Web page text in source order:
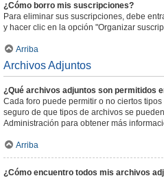
¿Cómo borro mis suscripciones?
Para eliminar sus suscripciones, debe
y hacer clic en la opción "Organizar
Arriba
Archivos Adjuntos
¿Qué archivos adjuntos son permitidos
Cada foro puede permitir o no ciertos
seguro de que tipos de archivos se
Administración para obtener más
Arriba
¿Cómo encuentro todos mis archivos